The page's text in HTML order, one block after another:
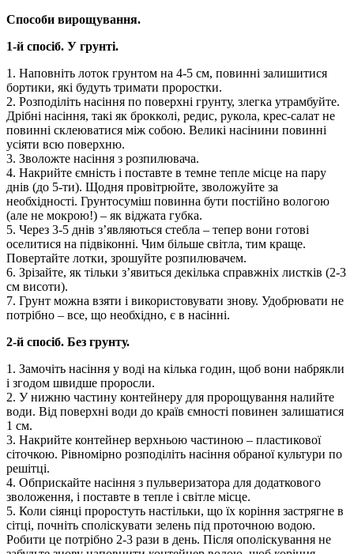
Способи вирощування.
1-й спосіб. У грунті.
1. Наповніть лоток грунтом на 4-5 см, повинні залишитися
бортики, які будуть тримати проростки.
2. Розподіліть насіння по поверхні грунту, злегка утрамбуйте.
Дрібні насіння, такі як брокколі, редис, рукола, крес-салат не
повинні склеюватися між собою. Великі насінини повинні
усіяти всю поверхню.
3. Зволожте насіння з розпилювача.
4. Накрийте ємність і поставте в темне тепле місце на пару
днів (до 5-ти). Щодня провітрюйте, зволожуйте за
необхідності. Грунтосуміш повинна бути постійно вологою
(але не мокрою!) – як віджата губка.
5. Через 3-5 днів з’являються стебла – тепер вони готові
оселитися на підвіконні. Чим більше світла, тим краще.
Повертайте лотки, зрошуйте розпилювачем.
6. Зрізайте, як тільки з’явиться декілька справжніх листків (2-3
см висоти).
7. Грунт можна взяти і використовувати знову. Удобрювати не
потрібно – все, що необхідно, є в насінні.
2-й спосіб. Без грунту.
1. Замочіть насіння у воді на кілька годин, щоб вони набрякли
і згодом швидше проросли.
2. У нижню частину контейнеру для пророщування налийте
води. Від поверхні води до країв ємності повинен залишатися
1 см.
3. Накрийте контейнер верхньою частиною – пластикової
сіточкою. Рівномірно розподіліть насіння обраної культури по
решітці.
4. Обприскайте насіння з пульверизатора для додаткового
зволоження, і поставте в тепле і світле місце.
5. Коли сіянці проростуть настільки, що їх коріння застрягне в
сітці, почніть споліскувати зелень під проточною водою.
Робити це потрібно 2-3 рази в день. Після ополіскування не